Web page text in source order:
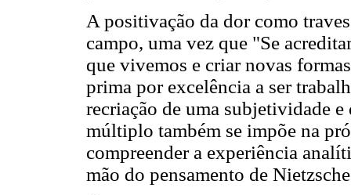
A positivação da dor como
campo, uma vez que "Se
que vivemos e criar novas
prima por excelência a ser
recriação de uma subjetividade
múltiplo também se impõe na
compreender a experiência
mão do pensamento de